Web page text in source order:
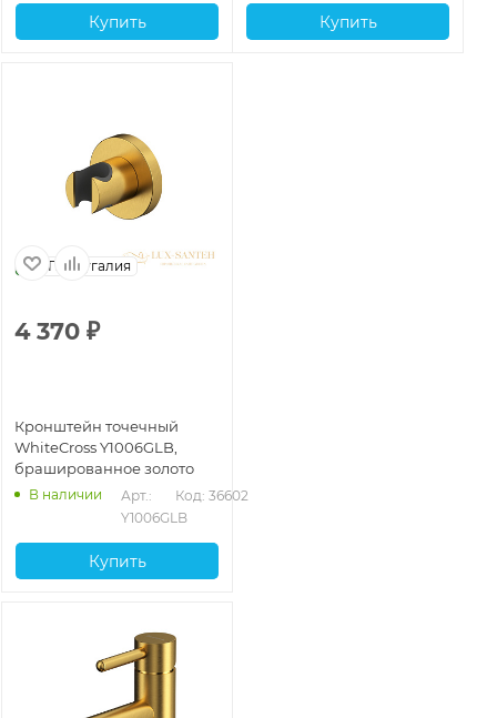
Купить Купить
Португалия
4 370 ₽
Кронштейн точечный
WhiteCross Y1006GLB,
брашированное золото
В наличии
Арт.:
Y1006GLB
Код: 36602
Купить